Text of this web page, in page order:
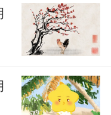
心眼很小，
常琐事生气很
怒火攻心，身